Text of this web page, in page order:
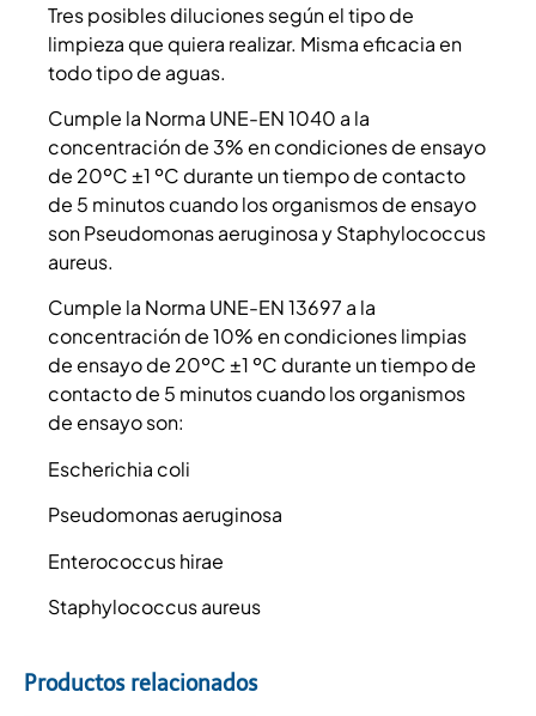
Tres posibles diluciones según el tipo de
limpieza que quiera realizar. Misma eficacia en
todo tipo de aguas.
Cumple la Norma UNE-EN 1040 a la
concentración de 3% en condiciones de ensayo
de 20ºC ±1 ºC durante un tiempo de contacto
de 5 minutos cuando los organismos de ensayo
son Pseudomonas aeruginosa y Staphylococcus
aureus.
Cumple la Norma UNE-EN 13697 a la
concentración de 10% en condiciones limpias
de ensayo de 20ºC ±1 ºC durante un tiempo de
contacto de 5 minutos cuando los organismos
de ensayo son:
Escherichia coli
Pseudomonas aeruginosa
Enterococcus hirae
Staphylococcus aureus
Productos relacionados